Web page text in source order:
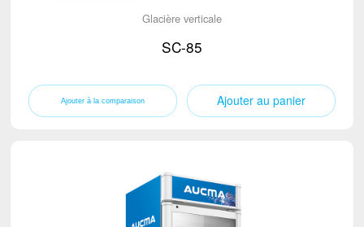
Glacière verticale
SC-85
Ajouter au panier